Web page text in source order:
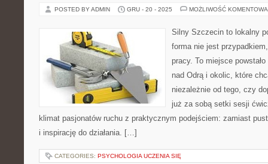
POSTED BY ADMIN GRU - 20 - 2025 MOŻLIWOŚĆ
Silny Szczecin to lokalny
forma nie jest
pracy. To miejsce
nad Odrą i okolic, które
niezależnie od tego, czy
już za sobą setki sesji
klimat pasjonatów ruchu z praktycznym podejściem: zamiast
i inspirację do działania. […]
CATEGORIES: PSYCHOLOGIA UCZENIA SIĘ